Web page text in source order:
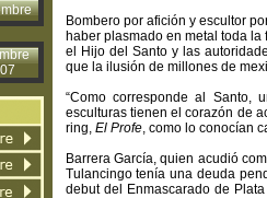
Bombero por afición y escultor
haber plasmado en metal toda
el Hijo del Santo y las
que la ilusión de millones de
“Como corresponde al Santo,
esculturas tienen el corazón de
ring, El Profe, como lo conocían
Barrera García, quien acudió
Tulancingo tenía una deuda
debut del Enmascarado de